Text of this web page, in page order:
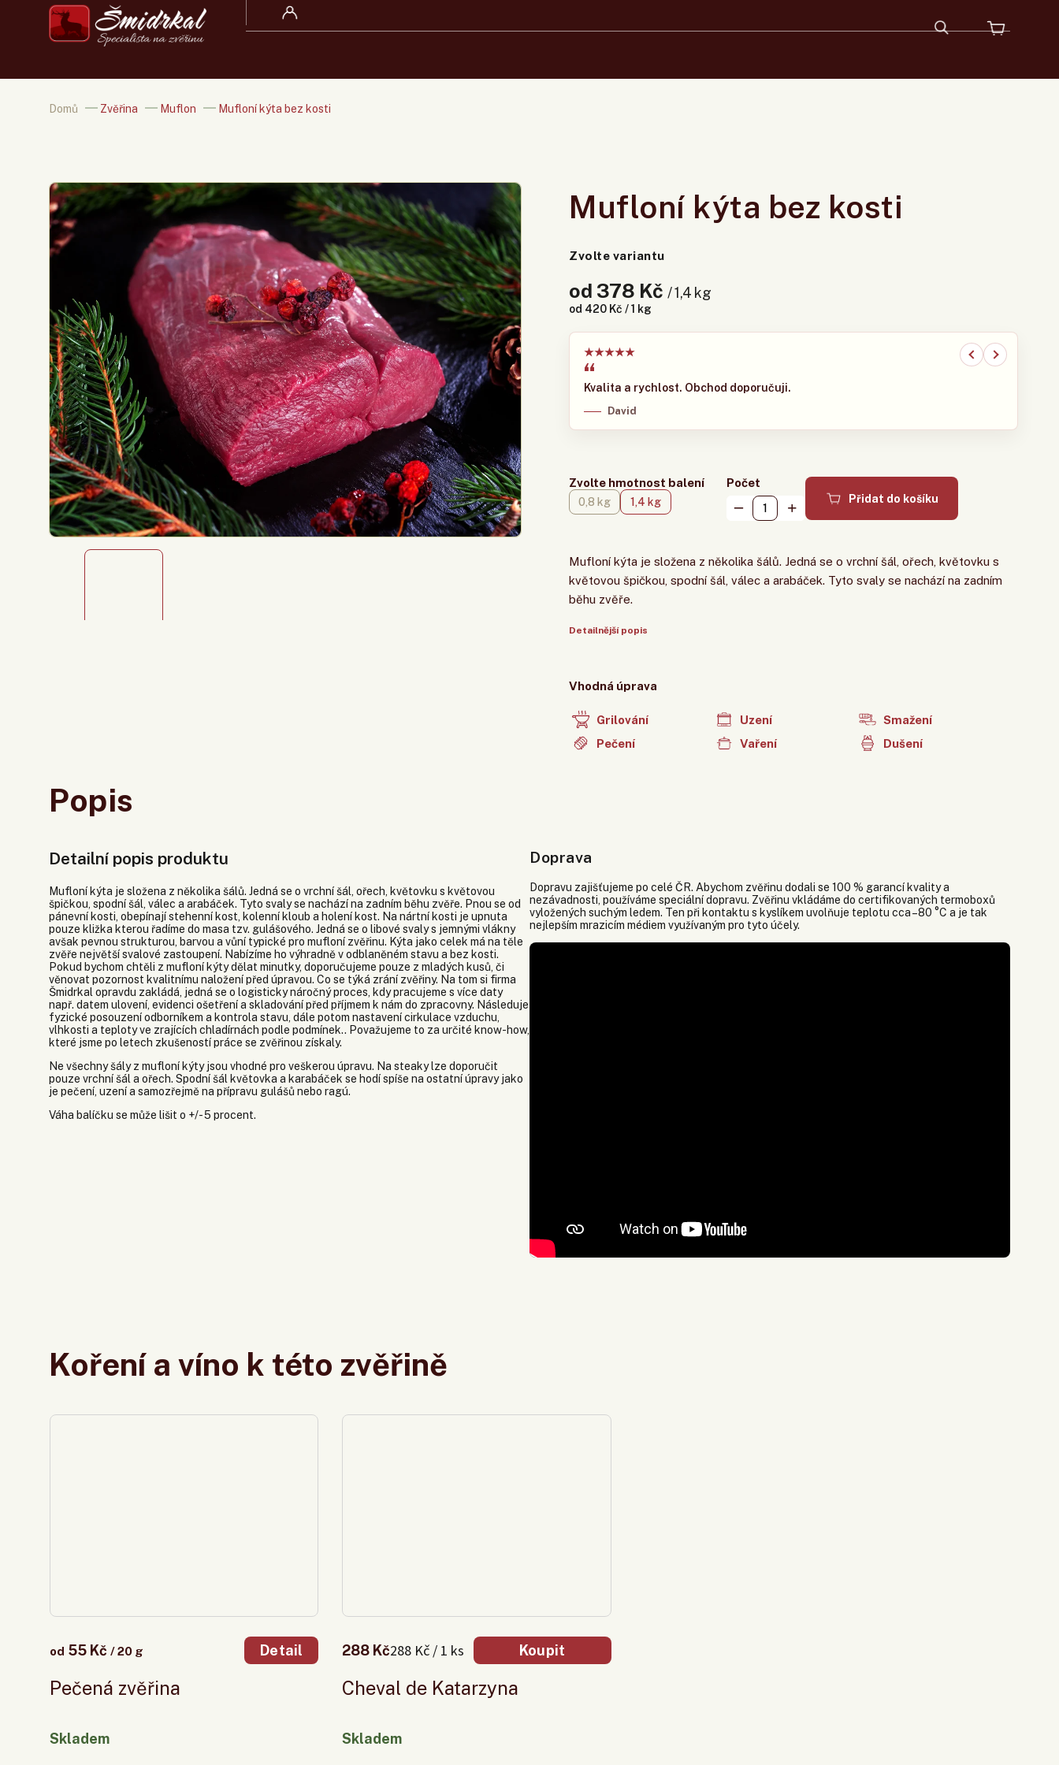
Domů / Zvěřina / Muflon / Mufloní kýta bez kosti
Mufloní kýta bez kosti
od 378 Kč / 1,4 kg
od 420 Kč / 1 kg
Zvolte variantu
★ ★ ★
Rychlé dodání, profesionální balení a velmi dobrá kvalita masa.
Martin
★★★★★
Kvalita a rychlost. Obchod doporučuji.
David
Zvolte hmotnost balení
0,8 kg 1,4 kg
Počet
Přidat do košíku
Mufloní kýta je složena z několika šálů. Jedná se o vrchní šál, ořech, květovku s
květovou špičkou, spodní šál, válec a arabáček. Tyto svaly se nachází na zadním
běhu zvěře.
Detailnější popis
Vhodná úprava
Grilování Uzení
Smažení
Pečení
Vaření Dušení
Popis
Detailní popis produktu
Mufloní kýta je složena z několika šálů. Jedná se o vrchní šál, ořech, květovku s květovou
špičkou, spodní šál, válec a arabáček. Tyto svaly se nachází na zadním běhu zvěře. Pnou se od
pánevní kosti, obepínají stehenní kost, kolenní kloub a holení kost. Na nártní kosti je upnuta
pouze kližka kterou řadíme do masa tzv. gulášového. Jedná se o libové svaly s jemnými vlákny
avšak pevnou strukturou, barvou a vůní typické pro mufloní zvěřinu. Kýta jako celek má na těle
zvěře největší svalové zastoupení. Nabízíme ho výhradně v odblaněném stavu a bez kosti.
Pokud bychom chtěli z mufloní kýty dělat minutky, doporučujeme pouze z mladých kusů, či
věnovat pozornost kvalitnímu naložení před úpravou. Co se týká zrání zvěřiny. Na tom si firma
Šmidrkal opravdu zakládá, jedná se o logisticky náročný proces, kdy pracujeme s více daty
např. datem ulovení, evidenci ošetření a skladování před příjmem k nám do zpracovny. Následuje
fyzické posouzení odborníkem a kontrola stavu, dále potom nastavení cirkulace vzduchu,
vlhkosti a teploty ve zrajících chladírnách podle podmínek.. Považujeme to za určité know-how,
které jsme po letech zkušeností práce se zvěřinou získaly.
Ne všechny šály z mufloní kýty jsou vhodné pro veškerou úpravu. Na steaky lze doporučit
pouze vrchní šál a ořech. Spodní šál květovka a karabáček se hodí spíše na ostatní úpravy jako
je pečení, uzení a samozřejmě na přípravu gulášů nebo ragú.
Váha balíčku se může lišit o +/- 5 procent.
Doprava
Dopravu zajišťujeme po celé ČR. Abychom zvěřinu dodali se 100 % garancí kvality a
nezávadnosti, používáme speciální dopravu. Zvěřinu vkládáme do certifikovaných termoboxů
vyložených suchým ledem. Ten při kontaktu s kyslíkem uvolňuje teplotu cca –80 °C a je tak
nejlepším mrazicím médiem využívaným pro tyto účely.
Koření a víno k této zvěřině
Pečená zvěřina
Skladem
od 55 Kč / 20 g Detail
Cheval de Katarzyna
Skladem
288 Kč288 Kč / 1 ks Koupit